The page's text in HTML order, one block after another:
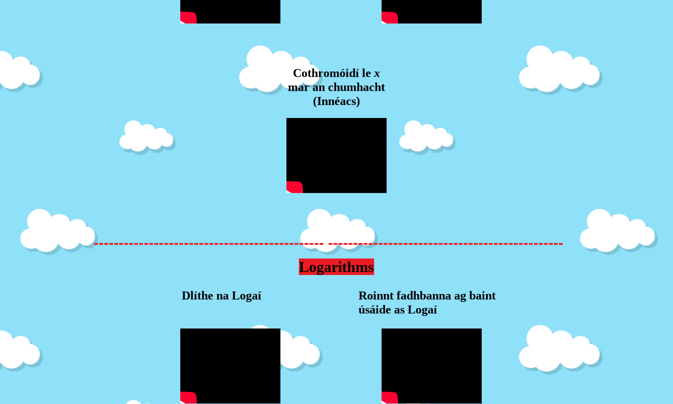
Cothromóidí le x
mar an chumhacht
(Innéacs)
---------------------------------------------- -----------------------------------------------
Logarithms
Dlíthe na Logaí
Roinnt fadhbanna ag baint
úsáide as Logaí